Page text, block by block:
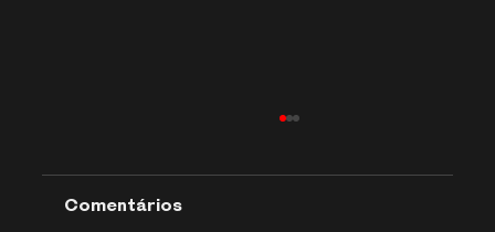
Comentários